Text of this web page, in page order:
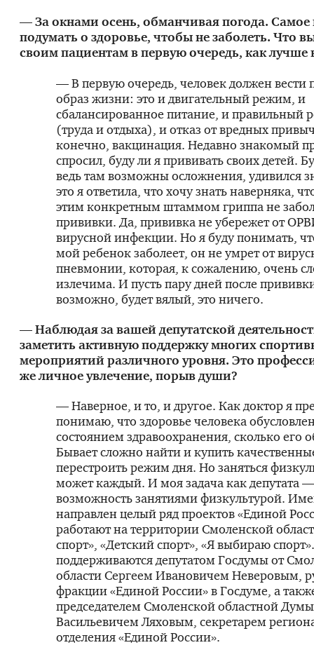
— За окнами осень, обманчивая погода. Самое
подумать о здоровье, чтобы не заболеть. Что
своим пациентам в первую очередь, как лучше
— В первую очередь, человек должен вести
образ жизни: это и двигательный режим, и
сбалансированное питание, и правильный
(труда и отдыха), и отказ от вредных
конечно, вакцинация. Недавно знакомый
спросил, буду ли я прививать своих детей.
ведь там возможны осложнения, удивился
это я ответила, что хочу знать наверняка,
этим конкретным штаммом гриппа не
прививки. Да, прививка не убережет от
вирусной инфекции. Но я буду понимать,
мой ребенок заболеет, он не умрет от
пневмонии, которая, к сожалению, очень
излечима. И пусть пару дней после
возможно, будет вялый, это ничего.
— Наблюдая за вашей депутатской
заметить активную поддержку многих
мероприятий различного уровня. Это
же личное увлечение, порыв души?
— Наверное, и то, и другое. Как доктор я
понимаю, что здоровье человека
состоянием здравоохранения, сколько его
Бывает сложно найти и купить
перестроить режим дня. Но заняться
может каждый. И моя задача как депутата
возможность занятиями физкультурой.
направлен целый ряд проектов «Единой
работают на территории Смоленской
спорт», «Детский спорт», «Я выбираю
поддерживаются депутатом Госдумы от
области Сергеем Ивановичем Неверовым,
фракции «Единой России» в Госдуме, а
председателем Смоленской областной
Васильевичем Ляховым, секретарем
отделения «Единой России».